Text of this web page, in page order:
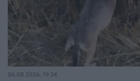
06.08.2026, 19:34